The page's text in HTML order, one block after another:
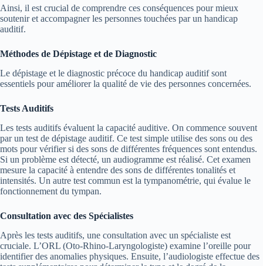
Ainsi, il est crucial de comprendre ces conséquences pour mieux
soutenir et accompagner les personnes touchées par un handicap
auditif.
Méthodes de Dépistage et de Diagnostic
Le dépistage et le diagnostic précoce du handicap auditif sont
essentiels pour améliorer la qualité de vie des personnes concernées.
Tests Auditifs
Les tests auditifs évaluent la capacité auditive. On commence souvent
par un test de dépistage auditif. Ce test simple utilise des sons ou des
mots pour vérifier si des sons de différentes fréquences sont entendus.
Si un problème est détecté, un audiogramme est réalisé. Cet examen
mesure la capacité à entendre des sons de différentes tonalités et
intensités. Un autre test commun est la tympanométrie, qui évalue le
fonctionnement du tympan.
Consultation avec des Spécialistes
Après les tests auditifs, une consultation avec un spécialiste est
cruciale. L’ORL (Oto-Rhino-Laryngologiste) examine l’oreille pour
identifier des anomalies physiques. Ensuite, l’audiologiste effectue des